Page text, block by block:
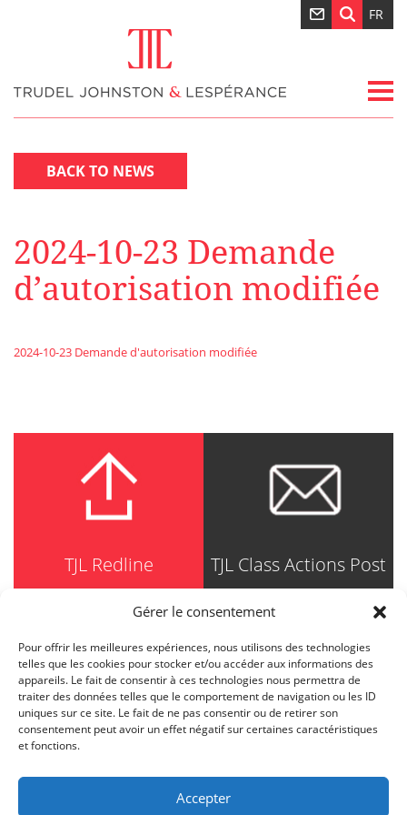
Gérer le consentement
Pour offrir les meilleures expériences, nous utilisons des technologies
telles que les cookies pour stocker et/ou accéder aux informations des
appareils. Le fait de consentir à ces technologies nous permettra de
traiter des données telles que le comportement de navigation ou les ID
uniques sur ce site. Le fait de ne pas consentir ou de retirer son
consentement peut avoir un effet négatif sur certaines caractéristiques
et fonctions.
Accepter
FR
BACK TO NEWS
2024-10-23 Demande
d’autorisation modifiée
2024-10-23 Demande d'autorisation modifiée
TJL Redline TJL Class Actions Post
TRUDEL JOHNSTON & LESPÉRANCE
Avocats / Barristers & Solicitors
750, Côte de la Place d'Armes, Suite 90
Montréal (Quebec) H2Y 2X8
T514 871-8385
1-844-588-8385
info@tjl.quebec